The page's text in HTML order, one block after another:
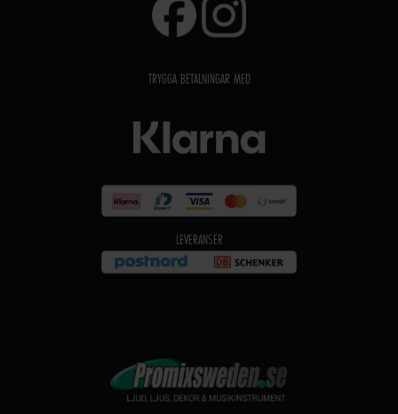
TRYGGA BETALNINGAR MED
LEVERANSER